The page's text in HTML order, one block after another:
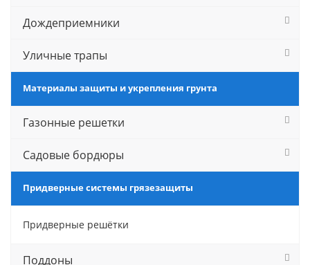
Дождеприемники
Уличные трапы
Материалы защиты и укрепления грунта
Газонные решетки
Садовые бордюры
Придверные системы грязезащиты
Придверные решётки
Поддоны